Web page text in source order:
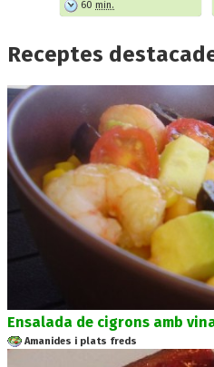
60 min.
Receptes
Ensalada de cigrons amb
Amanides i plats freds